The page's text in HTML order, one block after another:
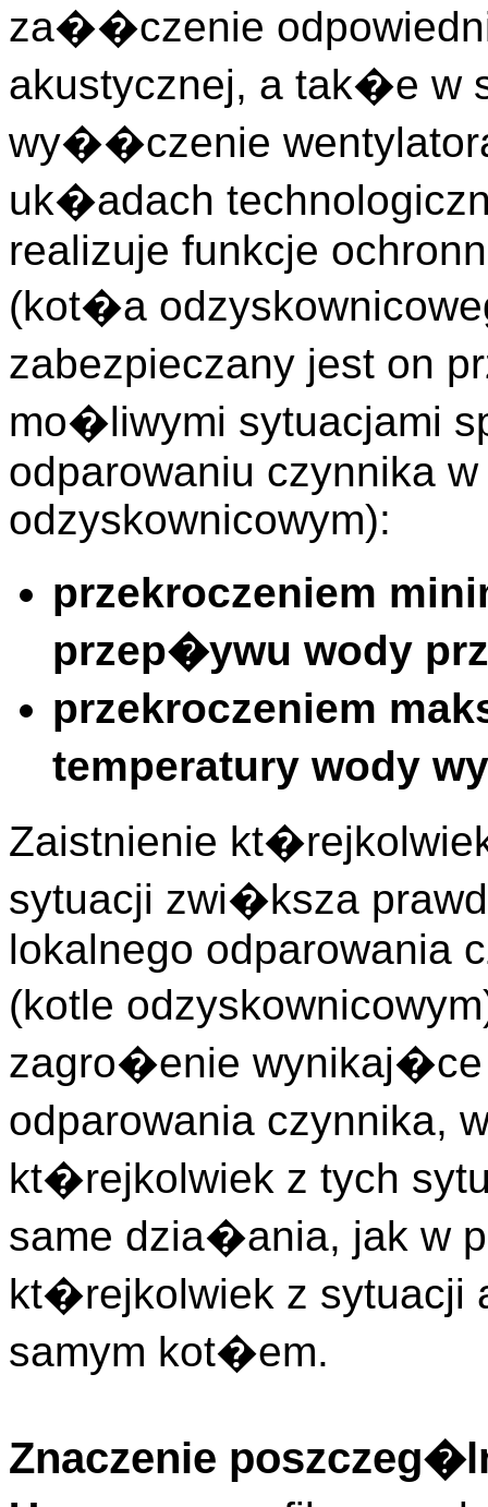
za��czenie
akustycznej, a tak�e w
wy��czenie
uk�adach
realizuje funkcje
(kot�a
zabezpieczany jest on
mo�liwymi sytuacjami
odparowaniu czynnika
odzyskownicowym):
przekroczeniem
przep�ywu wody
przekroczeniem
temperatury wody
Zaistnienie
sytuacji zwi�ksza
lokalnego odparowania
(kotle
zagro�enie
odparowania czynnika,
kt�rejkolwiek z tych
same dzia�ania, jak w
kt�rejkolwiek z sytuacji
samym kot�em.
Znaczenie